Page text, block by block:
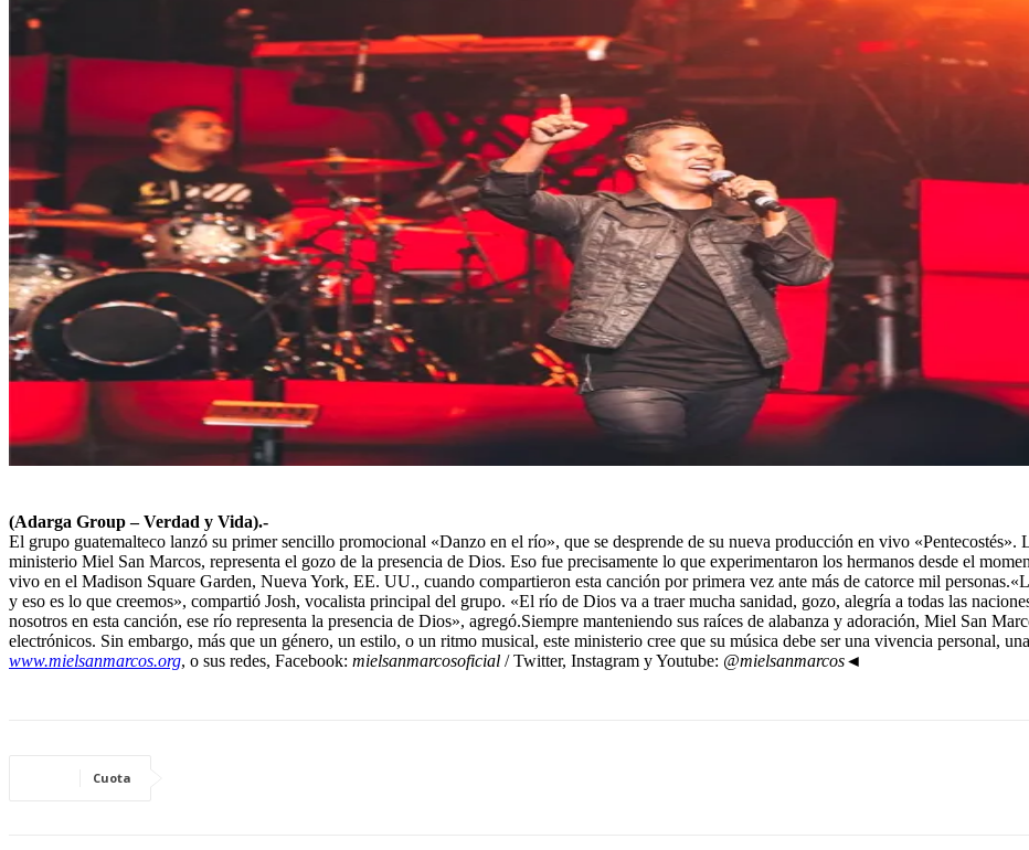
(Adarga Group – Verdad y Vida).-
El grupo guatemalteco lanzó su primer sencillo promocional «Danzo en el río», que se desprende de su nueva producción en vivo
ministerio Miel San Marcos, representa el gozo de la presencia de Dios. Eso fue precisamente lo que experimentaron los hermanos desde el
vivo en el Madison Square Garden, Nueva York, EE. UU., cuando compartieron esta canción por primera vez ante más de catorce mil
y eso es lo que creemos», compartió Josh, vocalista principal del grupo. «El río de Dios va a traer mucha sanidad, gozo, alegría a todas las
nosotros en esta canción, ese río representa la presencia de Dios», agregó.Siempre manteniendo sus raíces de alabanza y adoración, Miel San
electrónicos. Sin embargo, más que un género, un estilo, o un ritmo musical, este ministerio cree que su música debe ser una vivencia personal,
www.mielsanmarcos.org, o sus redes, Facebook: mielsanmarcosoficial / Twitter, Instagram y Youtube: @mielsanmarcos◄
Cuota